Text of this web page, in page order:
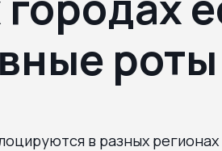
роты
в разных